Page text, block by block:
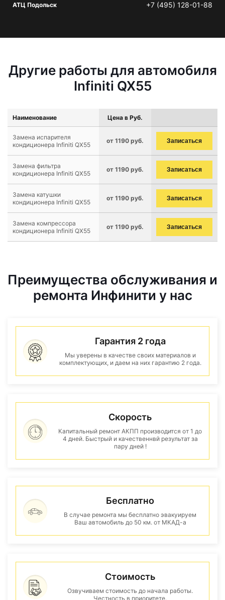
АТЦ Подольск +7 (495) 128-01-88
Другие работы для автомобиля
Infiniti QX55
Наименование Цена в Руб.
Замена испарителя
кондиционера Infiniti QX55
от 1190 руб. Записаться
Замена фильтра
кондиционера Infiniti QX55
от 1190 руб. Записаться
Замена катушки
кондиционера Infiniti QX55
от 1190 руб. Записаться
Замена компрессора
кондиционера Infiniti QX55
от 1190 руб. Записаться
Преимущества обслуживания и
ремонта Инфинити у нас
Гарантия 2 года
Мы уверены в качестве своих материалов и
комплектующих, и даем на них гарантию 2 года.
Скорость
Капитальный ремонт АКПП производится от 1 до
4 дней. Быстрый и качественнвй результат за
пару дней !
Бесплатно
В случае ремонта мы бесплатно эвакуируем
Ваш автомобиль до 50 км. от МКАД-а
Стоимость
Озвучиваем стоимость до начала работы.
Честность в приоритете.